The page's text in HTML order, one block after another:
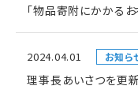
「物品寄附にかかる
2024.04.01 お知ら
理事長あいさつを更